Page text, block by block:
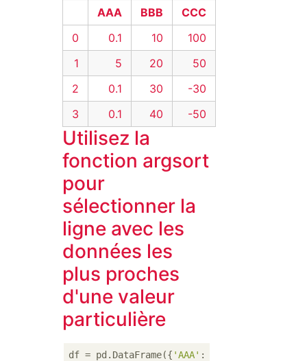
AAA BBB
CCC
0
0.1 10
100
1
5 20
50
2
0.1 30
-30
3
0.1 40 -50
Utilisez la
fonction argsort
pour
sélectionner la
ligne avec les
données les
plus proches
d'une valeur
particulière
df = pd.DataFrame({ 'AAA' : [